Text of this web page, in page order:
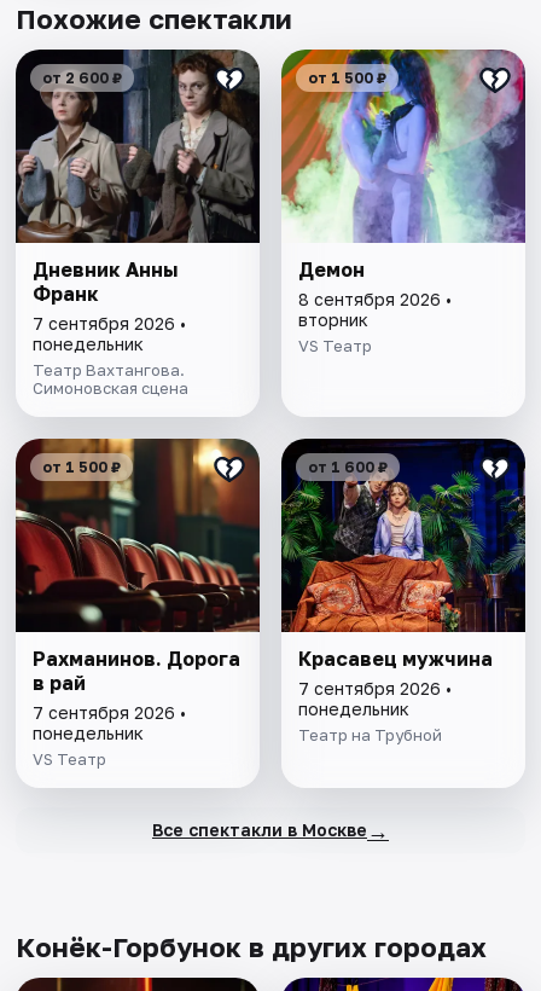
Похожие спектакли
от 2 600 ₽
Дневник Анны
Франк
7 сентября 2026 •
понедельник
Театр Вахтангова.
Симоновская сцена
от 1 500 ₽
Демон
8 сентября 2026 •
вторник
VS Театр
от 1 500 ₽
Рахманинов. Дорога
в рай
7 сентября 2026 •
понедельник
VS Театр
от 1 600 ₽
Красавец мужчина
7 сентября 2026 •
понедельник
Театр на Трубной
Все спектакли в Москве →
Конёк-Горбунок в других городах